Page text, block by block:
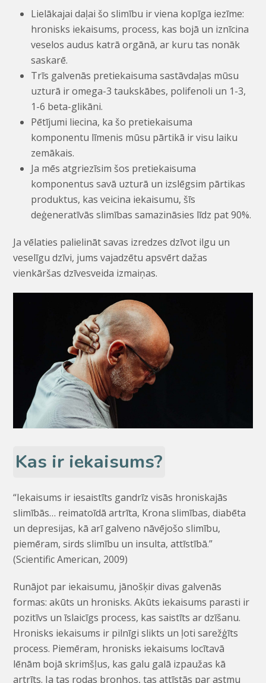
Lielākajai daļai šo slimību ir viena kopīga iezīme:
hronisks iekaisums, process, kas bojā un iznīcina
veselos audus katrā orgānā, ar kuru tas nonāk
saskarē.
Trīs galvenās pretiekaisuma sastāvdaļas mūsu
uzturā ir omega-3 taukskābes, polifenoli un 1-3,
1-6 beta-glikāni.
Pētījumi liecina, ka šo pretiekaisuma
komponentu līmenis mūsu pārtikā ir visu laiku
zemākais.
Ja mēs atgriezīsim šos pretiekaisuma
komponentus savā uzturā un izslēgsim pārtikas
produktus, kas veicina iekaisumu, šīs
deģeneratīvās slimības samazināsies līdz pat 90%.
Ja vēlaties palielināt savas izredzes dzīvot ilgu un
veselīgu dzīvi, jums vajadzētu apsvērt dažas
vienkāršas dzīvesveida izmaiņas.
Kas ir iekaisums?
“Iekaisums ir iesaistīts gandrīz visās hroniskajās
slimībās… reimatoīdā artrīta, Krona slimības, diabēta
un depresijas, kā arī galveno nāvējošo slimību,
piemēram, sirds slimību un insulta, attīstībā.”
(Scientific American, 2009)
Runājot par iekaisumu, jānošķir divas galvenās
formas: akūts un hronisks. Akūts iekaisums parasti ir
pozitīvs un īslaicīgs process, kas saistīts ar dzīšanu.
Hronisks iekaisums ir pilnīgi slikts un ļoti sarežģīts
process. Piemēram, hronisks iekaisums locītavā
lēnām bojā skrimšļus, kas galu galā izpaužas kā
artrīts. Ja tas rodas bronhos, tas attīstās par astmu